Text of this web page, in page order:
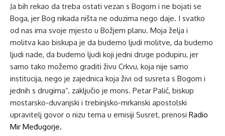
Ja bih rekao da treba ostati vezan s Bogom i ne bojati se
Boga, jer Bog nikada ništa ne oduzima nego daje. I svatko
od nas ima svoje mjesto u Božjem planu. Moja želja i
molitva kao biskupa je da budemo ljudi molitve, da budemo
ljudi nade, da budemo ljudi koji jedni druge podupiru, jer
samo tako možemo graditi živu Crkvu, koja nije samo
institucija, nego je zajednica koja živi od susreta s Bogom i
jednih s drugima“, zaključio je mons. Petar Palić, biskup
mostarsko-duvanjski i trebinjsko-mrkanski apostolski
upravitelj govor o nizu tema u emisiji Susret, prenosi Radio
Mir Međugorje.